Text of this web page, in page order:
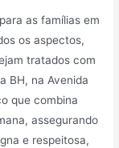
as famílias em
os aspectos,
tratados com
BH, na Avenida
que combina
assegurando
e respeitosa,